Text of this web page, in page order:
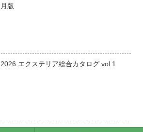
月版
2026 エクステリア総合カタログ vol.1